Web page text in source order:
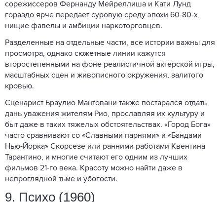
сорежиссеров Фернанду Мейреллиша и Кати Лунд
гораздо ярче передает суровую среду эпохи 60-80-х,
нищие фавелы и амбиции наркоторговцев.
Разделенные на отдельные части, все истории важны для
просмотра, однако сюжетные линии кажутся
второстепенными на фоне реалистичной актерской игры,
масштабных сцен и живописного окружения, залитого
кровью.
Сценарист Браулио Мантовани также постарался отдать
дань уважения жителям Рио, прославляя их культуру и
быт даже в таких тяжелых обстоятельствах. «Город Бога»
часто сравнивают со «Славными парнями» и «Бандами
Нью-Йорка» Скорсезе или ранними работами Квентина
Тарантино, и многие считают его одним из лучших
фильмов 21-го века. Красоту можно найти даже в
непроглядной тьме и убогости.
9. Психо (1960)